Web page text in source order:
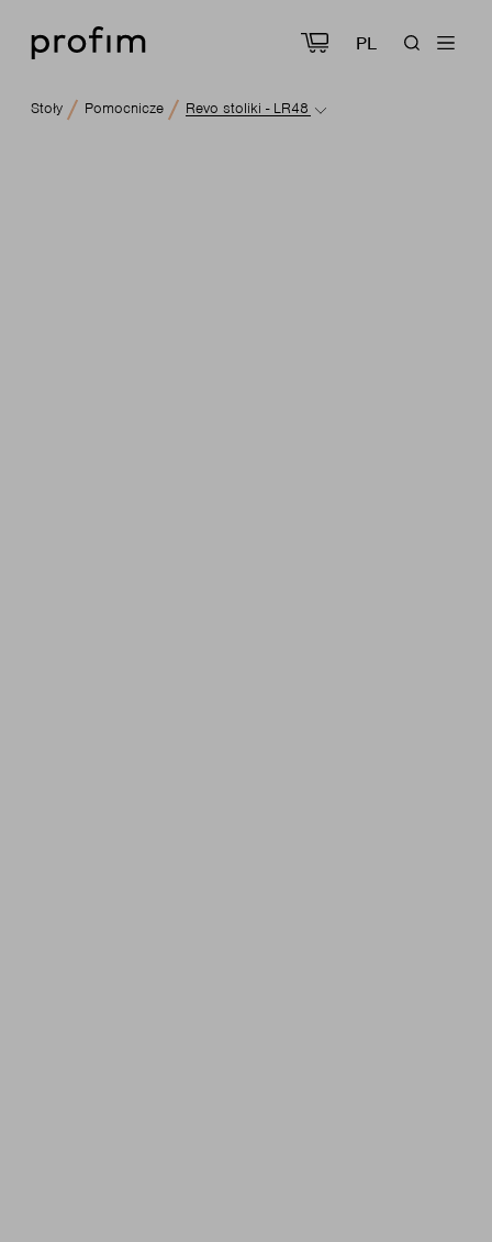
PL
Stoły Pomocnicze Revo stoliki - LR48